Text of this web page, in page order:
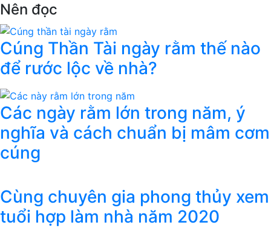
Nên đọc
Cúng Thần Tài ngày rằm thế nào
để rước lộc về nhà?
Các ngày rằm lớn trong năm, ý
nghĩa và cách chuẩn bị mâm cơm
cúng
Cùng chuyên gia phong thủy xem
tuổi hợp làm nhà năm 2020